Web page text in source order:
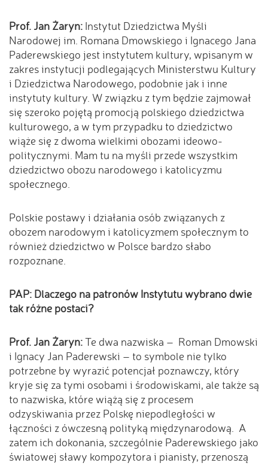
Prof. Jan Żaryn: Instytut Dziedzictwa Myśli
Narodowej im. Romana Dmowskiego i Ignacego Jana
Paderewskiego jest instytutem kultury, wpisanym w
zakres instytucji podlegających Ministerstwu Kultury
i Dziedzictwa Narodowego, podobnie jak i inne
instytuty kultury. W związku z tym będzie zajmował
się szeroko pojętą promocją polskiego dziedzictwa
kulturowego, a w tym przypadku to dziedzictwo
wiąże się z dwoma wielkimi obozami ideowo-
politycznymi. Mam tu na myśli przede wszystkim
dziedzictwo obozu narodowego i katolicyzmu
społecznego.
Polskie postawy i działania osób związanych z
obozem narodowym i katolicyzmem społecznym to
również dziedzictwo w Polsce bardzo słabo
rozpoznane.
PAP: Dlaczego na patronów Instytutu wybrano dwie
tak różne postaci?
Prof. Jan Żaryn:Te dwa nazwiska – Roman Dmowski
i Ignacy Jan Paderewski – to symbole nie tylko
potrzebne by wyrazić potencjał poznawczy, który
kryje się za tymi osobami i środowiskami, ale także są
to nazwiska, które wiążą się z procesem
odzyskiwania przez Polskę niepodległości w
łączności z ówczesną polityką międzynarodową. A
zatem ich dokonania, szczególnie Paderewskiego jako
światowej sławy kompozytora i pianisty, przenoszą